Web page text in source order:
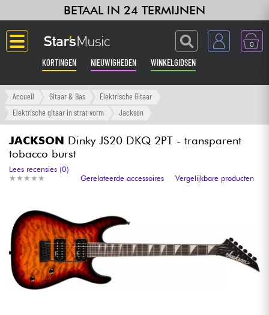
BETAAL IN 24 TERMIJNEN
0
KORTINGEN NIEUWIGHEDEN WINKELGIDSEN
Langue
Versterker & Effecten
Synths & samplers
Home-studio
Hoofdtelefoon
Accueil Gitaar & Bas
Elektrische Gitaar
Elektrische gitaar in strat vorm
Jackson
JACKSON Dinky JS20 DKQ 2PT - transparent
tobacco burst
★ ★ ★ ★ ★
★ ★ ★ ★ ★
Lees recensies (0)
Gerelateerde accessoires
Vergelijkbare producten